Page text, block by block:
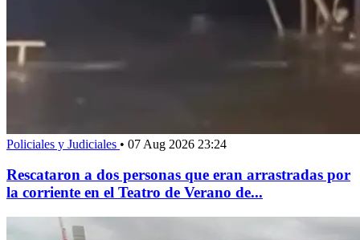
Policiales y Judiciales • 07 Aug 2026 23:24
Rescataron a dos personas que eran arrastradas por
la corriente en el Teatro de Verano de...